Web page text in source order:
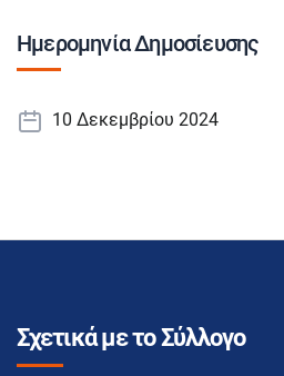
Ημερομηνία Δημοσίευσης
10 Δεκεμβρίου 2024
Σχετικά με το Σύλλογο